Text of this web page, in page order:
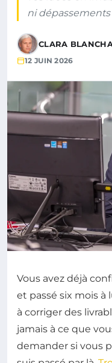
ni
CLARA
12 JUIN 2026
Vous avez déjà
et passé six mois à
à corriger des
jamais à ce que
demander si vous